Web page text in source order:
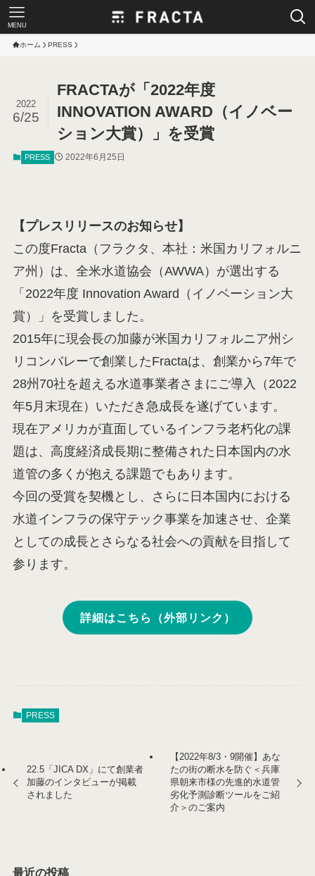
MENU
ホーム PRESS
FRACTAが「2022年度
INNOVATION AWARD（イノベー
ション大賞）」を受賞
2022
6/25
PRESS 2022年6月25日
【プレスリリースのお知らせ】
この度Fracta（フラクタ、本社：米国カリフォルニ
ア州）は、全米水道協会（AWWA）が選出する
「2022年度 Innovation Award（イノベーション大
賞）」を受賞しました。
2015年に現会長の加藤が米国カリフォルニア州シ
リコンバレーで創業したFractaは、創業から7年で
28州70社を超える水道事業者さまにご導入（2022
年5月末現在）いただき急成長を遂げています。
現在アメリカが直面しているインフラ老朽化の課
題は、高度経済成長期に整備された日本国内の水
道管の多くが抱える課題でもあります。
今回の受賞を契機とし、さらに日本国内における
水道インフラの保守テック事業を加速させ、企業
としての成長とさらなる社会への貢献を目指して
参ります。
詳細はこちら（外部リンク）
PRESS
22.5「JICA DX」にて創業者
加藤のインタビューが掲載
されました
【2022年8/3・9開催】あな
たの街の断水を防ぐ＜兵庫
県朝来市様の先進的水道管
劣化予測診断ツールをご紹
介＞のご案内
最近の投稿